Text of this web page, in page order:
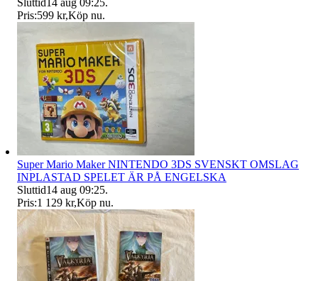
Pris:599 kr,Köp nu.
Super Mario Maker NINTENDO 3DS SVENSKT OMSLAG
INPLASTAD SPELET ÄR PÅ ENGELSKA
Sluttid14 aug 09:25.
Pris:1 129 kr,Köp nu.